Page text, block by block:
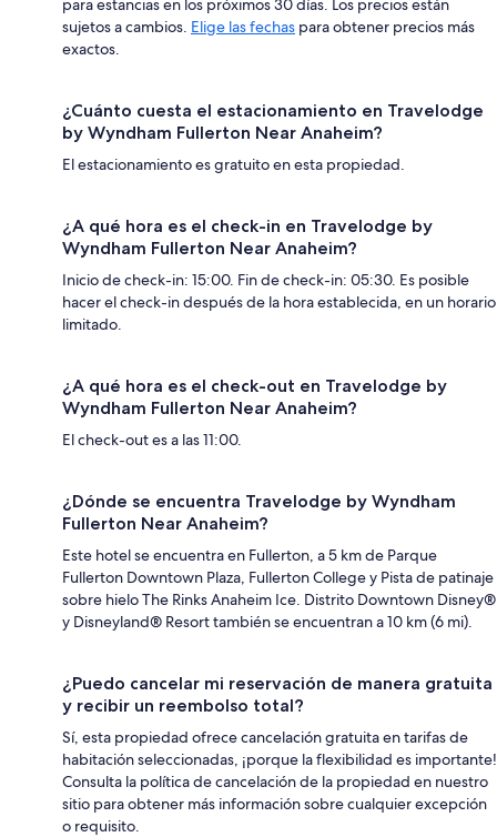
sujetos a cambios. Elige las fechas para obtener precios más
exactos.
¿Cuánto cuesta el estacionamiento en Travelodge
by Wyndham Fullerton Near Anaheim?
El estacionamiento es gratuito en esta propiedad.
¿A qué hora es el check-in en Travelodge by
Wyndham Fullerton Near Anaheim?
Inicio de check-in: 15:00. Fin de check-in: 05:30. Es posible
hacer el check-in después de la hora establecida, en un horario
limitado.
¿A qué hora es el check-out en Travelodge by
Wyndham Fullerton Near Anaheim?
El check-out es a las 11:00.
¿Dónde se encuentra Travelodge by Wyndham
Fullerton Near Anaheim?
Este hotel se encuentra en Fullerton, a 5 km de Parque
Fullerton Downtown Plaza, Fullerton College y Pista de patinaje
sobre hielo The Rinks Anaheim Ice. Distrito Downtown Disney®
y Disneyland® Resort también se encuentran a 10 km (6 mi).
¿Puedo cancelar mi reservación de manera gratuita
y recibir un reembolso total?
Sí, esta propiedad ofrece cancelación gratuita en tarifas de
habitación seleccionadas, ¡porque la flexibilidad es importante!
Consulta la política de cancelación de la propiedad en nuestro
sitio para obtener más información sobre cualquier excepción
o requisito.